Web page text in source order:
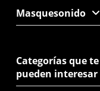
Masquesonido
Categorías que te
pueden interesar